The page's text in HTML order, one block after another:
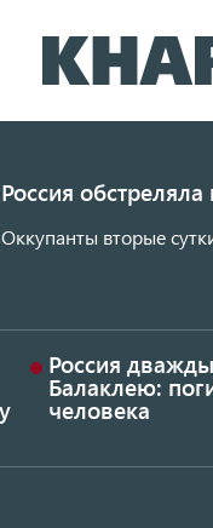
Россия
Оккупанты вторые
Россия
Балаклею:
человека